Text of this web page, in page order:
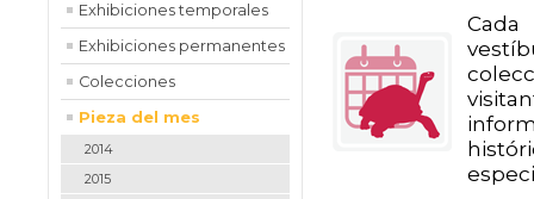
Exhibiciones temporales
Exhibiciones permanentes
Colecciones
Pieza del mes
2014
2015